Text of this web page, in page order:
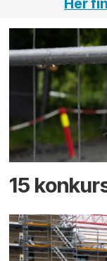
Her
15